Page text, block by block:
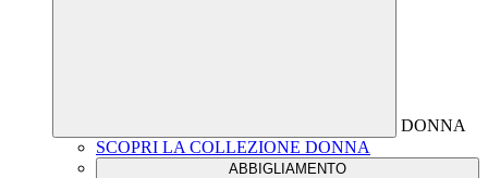
DONNA
SCOPRI LA COLLEZIONE DONNA
ABBIGLIAMENTO